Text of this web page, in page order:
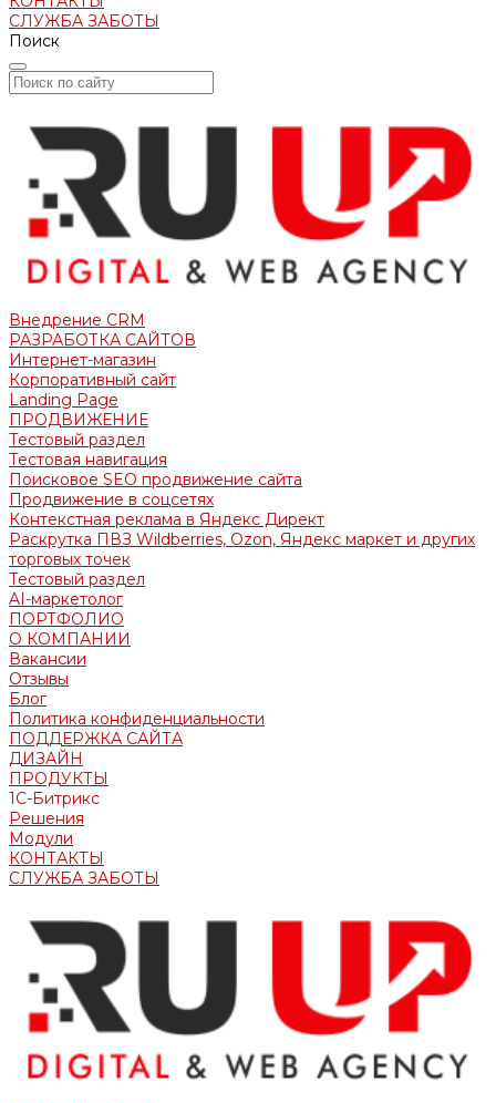
СЛУЖБА ЗАБОТЫ
Поиск
Внедрение CRM
РАЗРАБОТКА САЙТОВ
Интернет-магазин
Корпоративный сайт
Landing Page
ПРОДВИЖЕНИЕ
Тестовый раздел
Тестовая навигация
Поисковое SEO продвижение сайта
Продвижение в соцсетях
Контекстная реклама в Яндекс Директ
Раскрутка ПВЗ Wildberries, Ozon, Яндекс маркет и других
торговых точек
Тестовый раздел
AI-маркетолог
ПОРТФОЛИО
О КОМПАНИИ
Вакансии
Отзывы
Блог
Политика конфиденциальности
ПОДДЕРЖКА САЙТА
ДИЗАЙН
ПРОДУКТЫ
1С-Битрикс
Решения
Модули
КОНТАКТЫ
СЛУЖБА ЗАБОТЫ